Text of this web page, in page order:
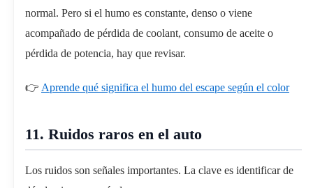
normal. Pero si el humo es constante, denso o viene
acompañado de pérdida de coolant, consumo de aceite o
pérdida de potencia, hay que revisar.
👉 Aprende qué significa el humo del escape según el color
11. Ruidos raros en el auto
Los ruidos son señales importantes. La clave es identificar de